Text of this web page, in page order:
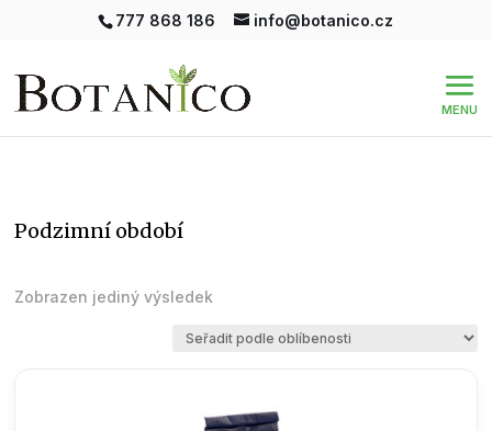
777 868 186 info@botanico.cz
podzimní období
Zobrazen jediný výsledek